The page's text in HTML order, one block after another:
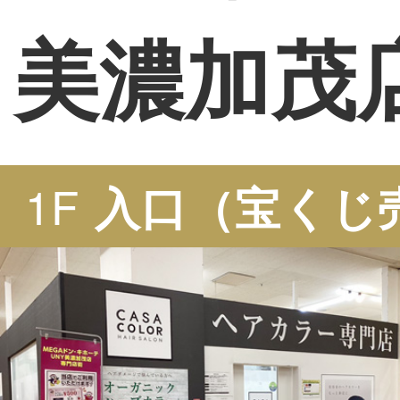
美濃加茂
1F 入口（宝くじ